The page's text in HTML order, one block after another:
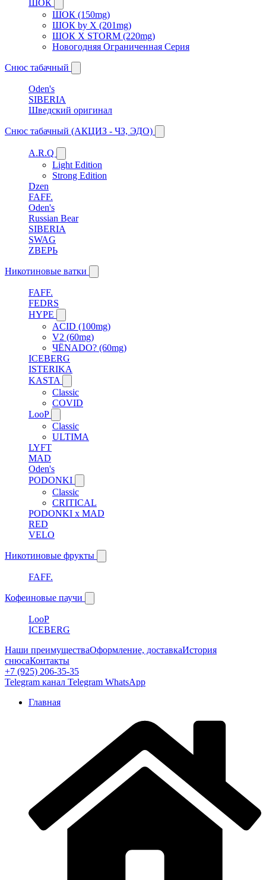
ШОК
ШОК (150mg)
ШОК by X (201mg)
ШОК X STORM (220mg)
Новогодняя Ограниченная Серия
Снюс табачный
Oden's
SIBERIA
Шведский оригинал
Снюс табачный (АКЦИЗ - ЧЗ, ЭДО)
A.R.Q
Light Edition
Strong Edition
Dzen
FAFF.
Oden's
Russian Bear
SIBERIA
SWAG
ZВЕРЬ
Никотиновые ватки
FAFF.
FEDRS
HYPE
ACID (100mg)
V2 (60mg)
ЧЁNADO? (60mg)
ICEBERG
ISTERIKA
KASTA
Classic
COVID
LooP
Classic
ULTIMA
LYFT
MAD
Oden's
PODONKI
Classic
CRITICAL
PODONKI x MAD
RED
VELO
Никотиновые фрукты
FAFF.
Кофеиновые паучи
LooP
ICEBERG
Наши преимуществаОформление, доставкаИстория
снюсаКонтакты
+7 (925) 206-35-35
Telegram канал Telegram WhatsApp
Главная